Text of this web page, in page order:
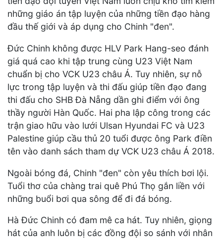
những giáo án tập luyện của những tiền đạo hàng
đầu thế giới và áp dụng cho Chinh "đen".
Đức Chinh không được HLV Park Hang-seo đánh
giá quá cao khi tập trung cùng U23 Việt Nam
chuẩn bị cho VCK U23 châu Á. Tuy nhiên, sự nỗ
lực trong tập luyện và thi đấu giúp tiền đạo đang
thi đấu cho SHB Đà Nẵng dần ghi điểm với ông
thầy người Hàn Quốc. Hai pha lập công trong các
trận giao hữu vào lưới Ulsan Hyundai FC và U23
Palestine giúp cầu thủ 20 tuổi được ông Park điền
tên vào danh sách tham dự VCK U23 châu Á 2018.
Ngoài bóng đá, Chinh "đen" còn yêu thích bơi lội.
Tuổi thơ của chàng trai quê Phú Thọ gắn liền với
những buổi bơi qua sông để đi đá bóng.
Hà Đức Chinh có đam mê ca hát. Tuy nhiên, giọng
hát của anh luôn bị các đồng đội so sánh với nhân